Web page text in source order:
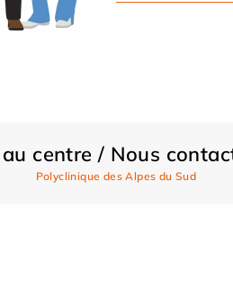
centre / Nous
Polyclinique des Alpes du Sud